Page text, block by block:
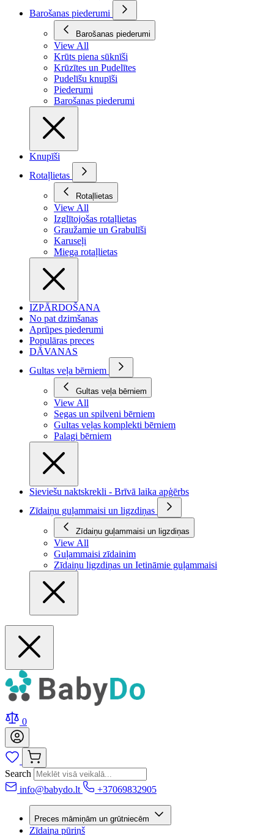
Barošanas piederumi
Barošanas piederumi
View All
Krūts piena sūknīši
Krūzītes un Pudelītes
Pudelīšu knupīši
Piederumi
Barošanas piederumi
Knupīši
Rotaļlietas
Rotaļlietas
View All
Izglītojošas rotaļlietas
Graužamie un Grabulīši
Karuseļi
Miega rotaļlietas
IZPĀRDOŠANA
No pat dzimšanas
Aprūpes piederumi
Populāras preces
DĀVANAS
Gultas veļa bērniem
Gultas veļa bērniem
View All
Segas un spilveni bērniem
Gultas veļas komplekti bērniem
Palagi bērniem
Sieviešu naktskrekli - Brīvā laika apģērbs
Zīdaiņu guļammaisi un ligzdiņas
Zīdaiņu guļammaisi un ligzdiņas
View All
Guļammaisi zīdainim
Zīdaiņu ligzdiņas un Ietināmie guļammaisi
0
Search
info@babydo.lt
+37069832905
Preces māmiņām un grūtniecēm
Zīdaiņa pūriņš